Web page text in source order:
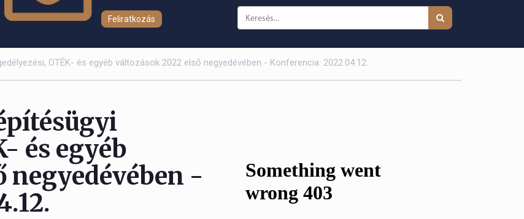
Feliratkozás
OTÉK- és egyéb változások 2022 első negyedévében - Konferencia: 2022.04.12.
és egyéb
negyedévében -